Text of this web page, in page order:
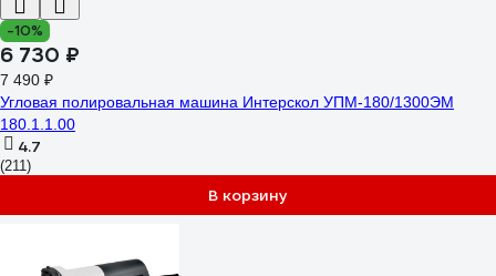
-10%
6 730 ₽
7 490 ₽
Угловая полировальная машина Интерскол УПМ-180/1300ЭМ
180.1.1.00
4.7
(211)
В корзину